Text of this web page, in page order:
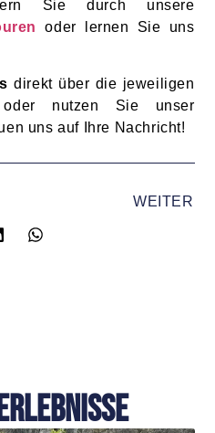
Sie durch unsere
oder lernen Sie uns
direkt über die jeweiligen
oder nutzen Sie unser
uns auf Ihre Nachricht!
WEITER